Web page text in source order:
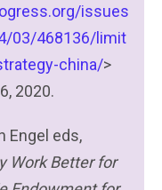
issues
03/468136/limit
china/>
2020.
Engel eds,
Work Better for